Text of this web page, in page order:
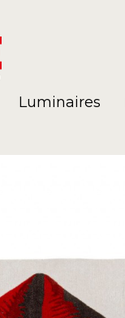
Luminaires